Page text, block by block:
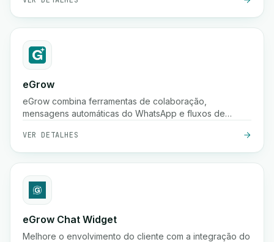
eGrow
eGrow combina ferramentas de colaboração,
mensagens automáticas do WhatsApp e fluxos de
ajudando empresas de comércio eletrônico a crescer,
envolver clientes e gerir operações de forma contínua.
VER DETALHES
eGrow Chat Widget
Melhore o envolvimento do cliente com a integração do